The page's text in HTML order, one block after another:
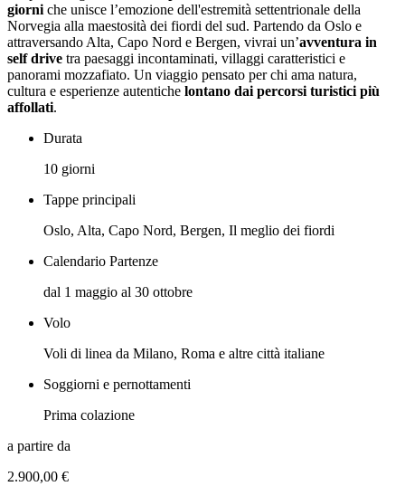
giorni che unisce l’emozione dell'estremità settentrionale della
Norvegia alla maestosità dei fiordi del sud. Partendo da Oslo e
attraversando Alta, Capo Nord e Bergen, vivrai un’avventura in
self drive tra paesaggi incontaminati, villaggi caratteristici e
panorami mozzafiato. Un viaggio pensato per chi ama natura,
cultura e esperienze autentiche lontano dai percorsi turistici più
affollati.
Durata
10 giorni
Tappe principali
Oslo, Alta, Capo Nord, Bergen, Il meglio dei fiordi
Calendario Partenze
dal 1 maggio al 30 ottobre
Volo
Voli di linea da Milano, Roma e altre città italiane
Soggiorni e pernottamenti
Prima colazione
a partire da
2.900,00 €